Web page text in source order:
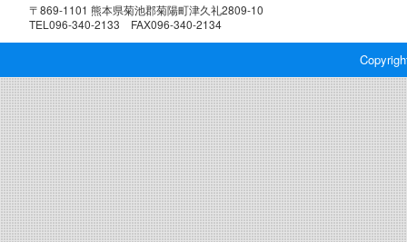
〒869-1101 熊本県菊池郡菊陽町津久礼2809-10
TEL096-340-2133 FAX096-340-2134